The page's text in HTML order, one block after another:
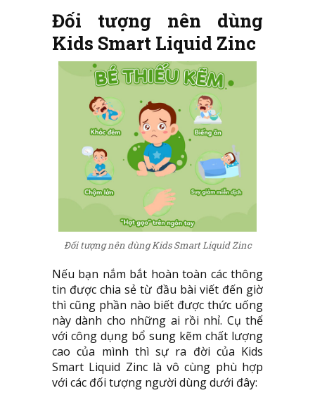
Đối tượng nên dùng
Kids Smart Liquid Zinc
Đối tượng nên dùng Kids Smart Liquid Zinc
Nếu bạn nắm bắt hoàn toàn các thông
tin được chia sẻ từ đầu bài viết đến giờ
thì cũng phần nào biết được thức uống
này dành cho những ai rồi nhỉ. Cụ thể
với công dụng bổ sung kẽm chất lượng
cao của mình thì sự ra đời của Kids
Smart Liquid Zinc là vô cùng phù hợp
với các đối tượng người dùng dưới đây: